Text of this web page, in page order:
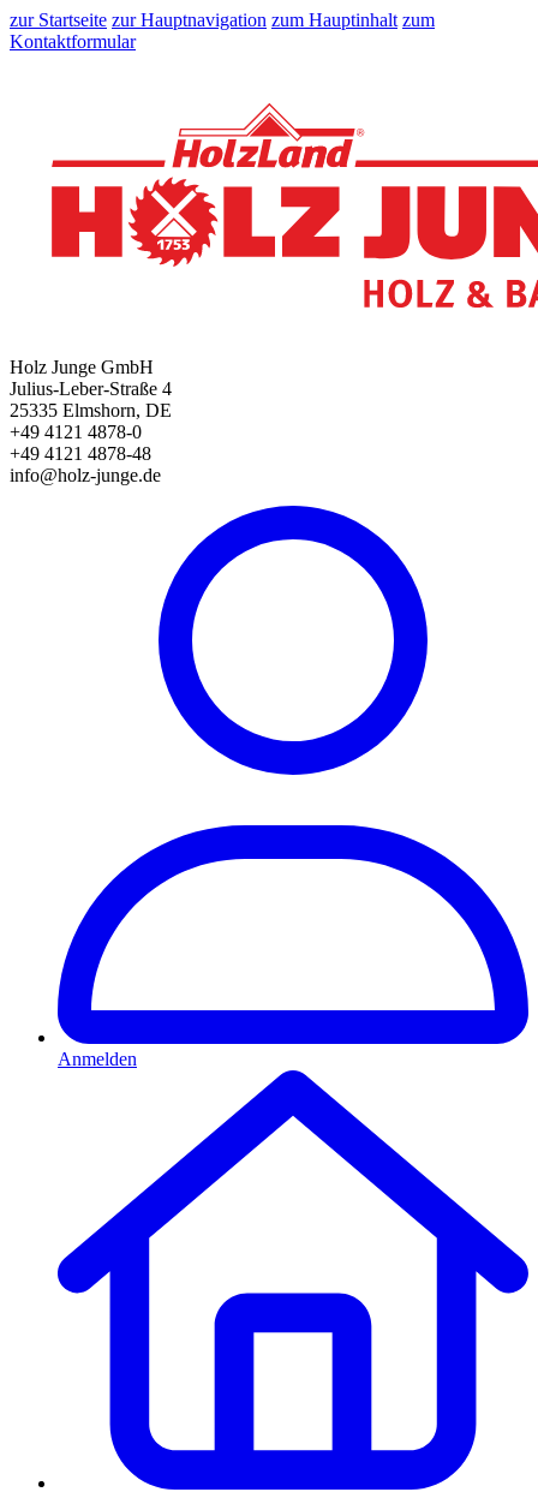
zur Startseite zur Hauptnavigation zum Hauptinhalt zum
Kontaktformular
Holz Junge GmbH
Julius-Leber-Straße 4
25335 Elmshorn, DE
+49 4121 4878-0
+49 4121 4878-48
info@holz-junge.de
Anmelden